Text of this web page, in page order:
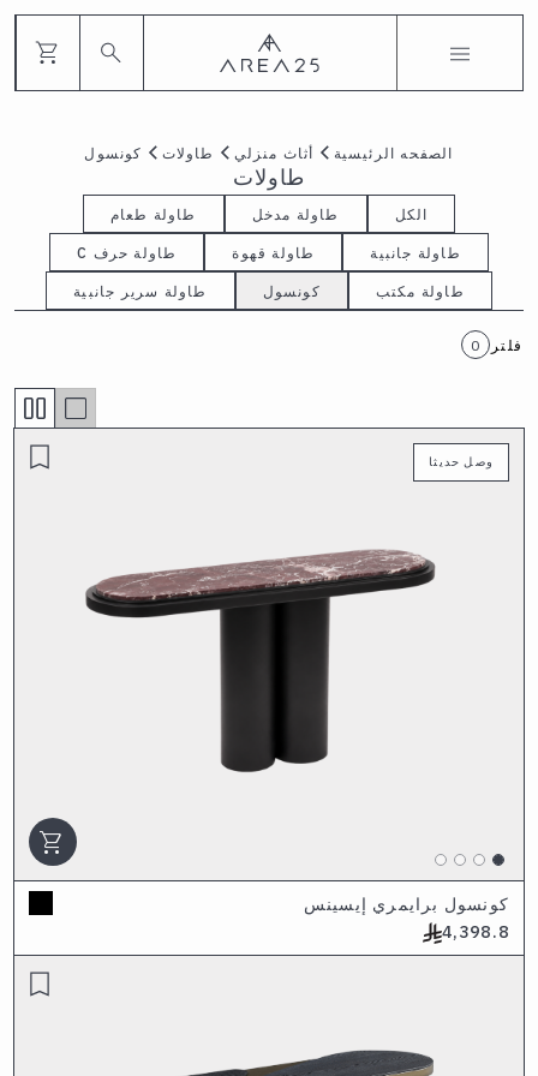
الصفحه الرئيسية أثاث منزلي طاولات كونسول
طاولات
الكل طاولة مدخل طاولة طعام
طاولة جانبية طاولة قهوة طاولة حرف C
طاولة مكتب كونسول طاولة سرير جانبية
فلتر 0
وصل حديثا
shopping_cart
كونسول برايمري إيسينس
4,398.8